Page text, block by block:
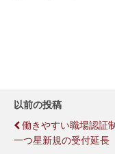
以前の投稿
働きやすい職場認証
一つ星新規の受付延長